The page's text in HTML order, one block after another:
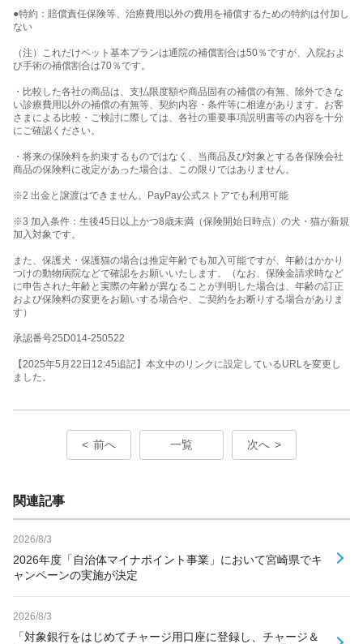
●特約：賠償責任保険等、治療費用以外の費用を補償するための特約は付加し
ない
（注）これだけペット基本プランは通院の補償割合は50％ですが、入院およ
び手術の補償割合は70％です。
・比較した各社の商品は、支払限度額や商品固有の補償の有無、除外できな
い診療費用以外の補償の有無等、契約内容・条件等に相違があります。お客
さまによる比較・ご検討に際しては、各社の重要事項説明書等の内容を十分
にご確認ください。
・将来の保険料を約束するものではなく、当商品及び対象とする各保険会社
商品の保険料に改定があった場合は、この限りではありません。
※2 出金と譲渡はできません。PayPay公式ストアでも利用可能
※3 加入条件：生後45日以上かつ8歳未満（保険開始日時点）の犬・猫が新規
加入対象です。
また、保護犬・保護猫の場合は推定年齢でも加入可能ですが、年齢はかかり
つけの動物病院などで確認をお願いいたします。（なお、保険金請求時など
に申告された年齢と実際の年齢が異なることが判明した場合は、年齢の訂正
および保険料の変更をお願いする場合や、ご契約をお断りする場合がありま
す）
承認番号25D014-250522
【2025年5月22日12:45追記】本文中のリンクに設定しているURLを変更し
ました。
前へ 一覧 次へ
関連記事
2026/8/3
2026年度「自治体マイナポイント事業」において宮崎県でキ
ャンペーンの実施が決定
2026/8/3
「対象銀行をはじめてチャージ用口座に登録し、チャージ＆